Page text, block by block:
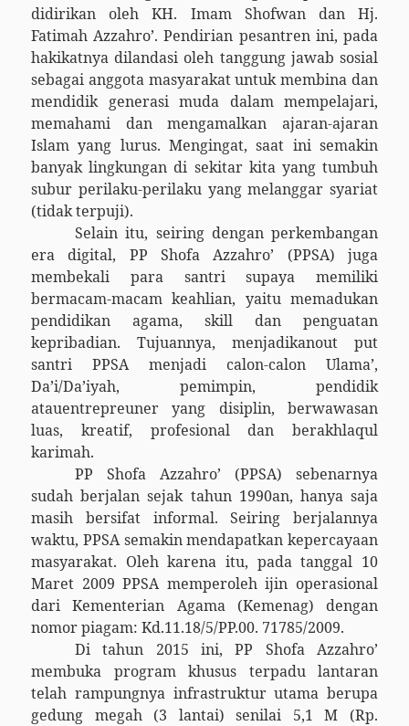
didirikan oleh KH. Imam Shofwan dan Hj.
Fatimah Azzahro’. Pendirian pesantren ini, pada
hakikatnya dilandasi oleh tanggung jawab sosial
sebagai anggota masyarakat untuk membina dan
mendidik generasi muda dalam mempelajari,
memahami dan mengamalkan ajaran-ajaran
Islam yang lurus. Mengingat, saat ini semakin
banyak lingkungan di sekitar kita yang tumbuh
subur perilaku-perilaku yang melanggar syariat
(tidak terpuji).
Selain itu, seiring dengan perkembangan
era digital, PP Shofa Azzahro’ (PPSA) juga
membekali para santri supaya memiliki
bermacam-macam keahlian, yaitu memadukan
pendidikan agama, skill dan penguatan
kepribadian. Tujuannya, menjadikanout put
santri PPSA menjadi calon-calon Ulama’,
Da’i/Da’iyah, pemimpin, pendidik
atauentrepreuner yang disiplin, berwawasan
luas, kreatif, profesional dan berakhlaqul
karimah.
PP Shofa Azzahro’ (PPSA) sebenarnya
sudah berjalan sejak tahun 1990an, hanya saja
masih bersifat informal. Seiring berjalannya
waktu, PPSA semakin mendapatkan kepercayaan
masyarakat. Oleh karena itu, pada tanggal 10
Maret 2009 PPSA memperoleh ijin operasional
dari Kementerian Agama (Kemenag) dengan
nomor piagam: Kd.11.18/5/PP.00. 71785/2009.
Di tahun 2015 ini, PP Shofa Azzahro’
membuka program khusus terpadu lantaran
telah rampungnya infrastruktur utama berupa
gedung megah (3 lantai) senilai 5,1 M (Rp.